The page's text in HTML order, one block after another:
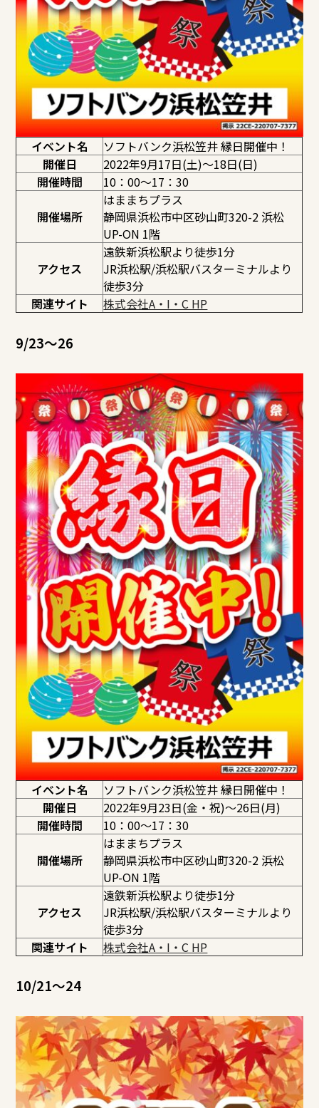
イベント名
ソフトバンク浜松笠井 縁日開催中！
開催日
2022年9月17日(土)～18日(日)
開催時間
10：00～17：30
開催場所
はままちプラス
静岡県浜松市中区砂山町320-2 浜松
UP-ON 1階
アクセス
遠鉄新浜松駅より徒歩1分
JR浜松駅/浜松駅バスターミナルより
徒歩3分
関連サイト
株式会社A・I・C HP
9/23～26
イベント名
ソフトバンク浜松笠井 縁日開催中！
開催日
2022年9月23日(金・祝)～26日(月)
開催時間
10：00～17：30
開催場所
はままちプラス
静岡県浜松市中区砂山町320-2 浜松
UP-ON 1階
アクセス
遠鉄新浜松駅より徒歩1分
JR浜松駅/浜松駅バスターミナルより
徒歩3分
関連サイト
株式会社A・I・C HP
10/21～24